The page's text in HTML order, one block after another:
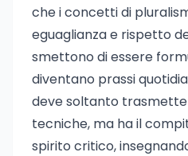
che i concetti di
eguaglianza e rispetto
smettono di essere
diventano prassi
deve soltanto
tecniche, ma ha il
spirito critico,